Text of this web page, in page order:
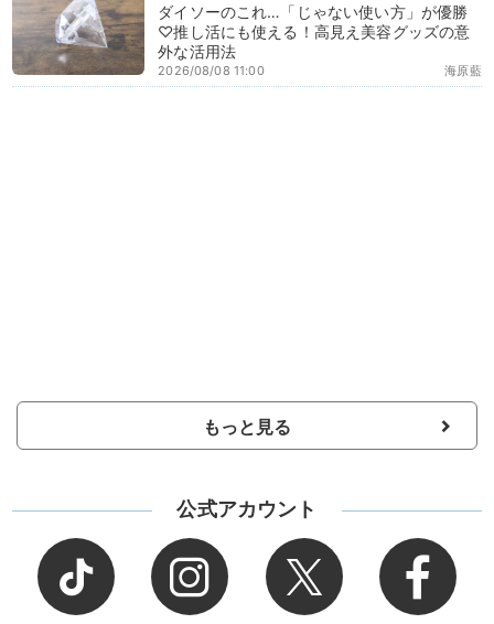
ダイソーのこれ…「じゃない使い方」が優勝
♡推し活にも使える！高見え美容グッズの意
外な活用法
海原藍
2026/08/08 11:00
もっと見る
公式アカウント